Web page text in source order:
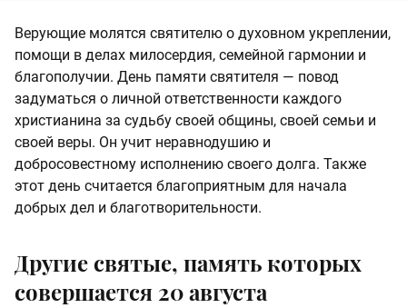
Верующие молятся святителю о духовном укреплении,
помощи в делах милосердия, семейной гармонии и
благополучии. День памяти святителя — повод
задуматься о личной ответственности каждого
христианина за судьбу своей общины, своей семьи и
своей веры. Он учит неравнодушию и
добросовестному исполнению своего долга. Также
этот день считается благоприятным для начала
добрых дел и благотворительности.
Другие святые, память которых
совершается 20 августа